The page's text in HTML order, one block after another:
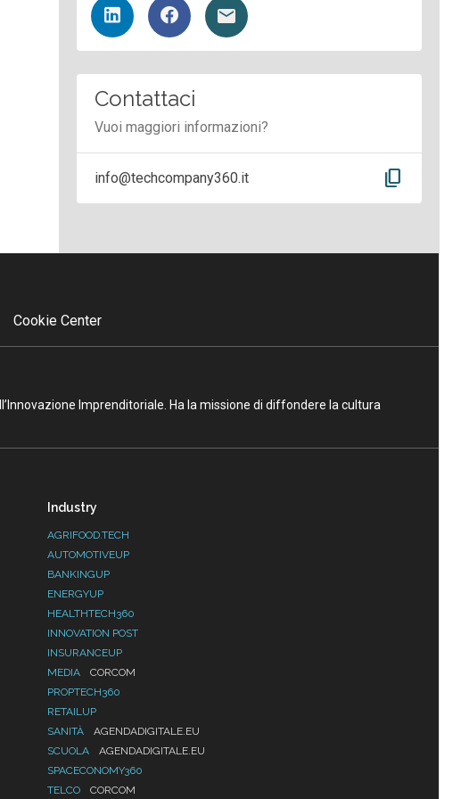
Contattaci
Vuoi maggiori informazioni?
info@techcompany360.it content_copy
Cookie Center
Imprenditoriale. Ha la missione di diffondere la cultura
Industry
AGRIFOOD.TECH
AUTOMOTIVEUP
BANKINGUP
ENERGYUP
HEALTHTECH360
INNOVATION POST
INSURANCEUP
MEDIA
CORCOM
PROPTECH360
RETAILUP
SANITÀ
AGENDADIGITALE.EU
SCUOLA
AGENDADIGITALE.EU
SPACECONOMY360
TELCO
CORCOM